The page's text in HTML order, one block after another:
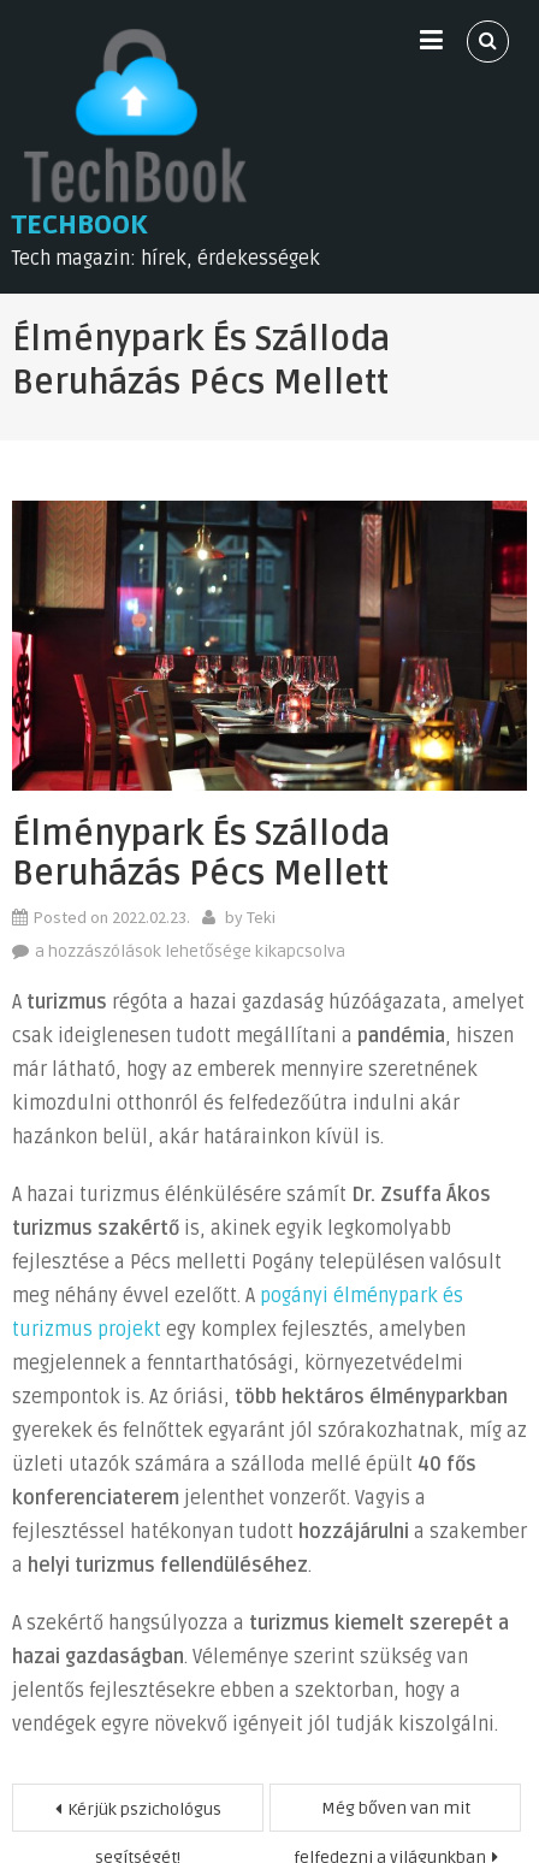
TECHBOOK
Tech magazin: hírek, érdekességek
Élménypark És Szálloda
Beruházás Pécs Mellett
Élménypark És Szálloda
Beruházás Pécs Mellett
Posted on 2022.02.23. by Teki
Élménypark
szálloda
beruházás
Pécs
mellett
bejegyzéshez
a hozzászólások lehetősége kikapcsolva
A turizmus régóta a hazai gazdaság húzóágazata, amelyet
csak ideiglenesen tudott megállítani a pandémia, hiszen
már látható, hogy az emberek mennyire szeretnének
kimozdulni otthonról és felfedezőútra indulni akár
hazánkon belül, akár határainkon kívül is.
A hazai turizmus élénkülésére számít Dr. Zsuffa Ákos
turizmus szakértő is, akinek egyik legkomolyabb
fejlesztése a Pécs melletti Pogány településen valósult
meg néhány évvel ezelőtt. A pogányi élménypark és
turizmus projekt egy komplex fejlesztés, amelyben
megjelennek a fenntarthatósági, környezetvédelmi
szempontok is. Az óriási, több hektáros élményparkban
gyerekek és felnőttek egyaránt jól szórakozhatnak, míg az
üzleti utazók számára a szálloda mellé épült 40 fős
konferenciaterem jelenthet vonzerőt. Vagyis a
fejlesztéssel hatékonyan tudott hozzájárulni a szakember
a helyi turizmus fellendüléséhez.
A szekértő hangsúlyozza a turizmus kiemelt szerepét a
hazai gazdaságban. Véleménye szerint szükség van
jelentős fejlesztésekre ebben a szektorban, hogy a
vendégek egyre növekvő igényeit jól tudják kiszolgálni.
Bejegyzés
navigáció
Kérjük pszichológus
segítségét!
Még bőven van mit
felfedezni a világunkban